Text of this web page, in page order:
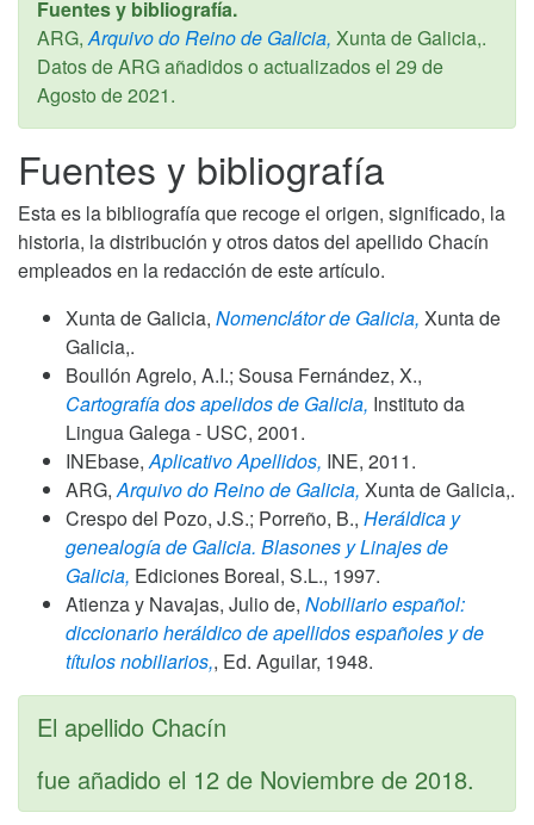
Fuentes y bibliografía.
ARG,Arquivo do Reino de Galicia, Xunta de Galicia,.
Datos de ARG añadidos o actualizados el 29 de
Agosto de 2021.
Fuentes y bibliografía
Esta es la bibliografía que recoge el origen, significado, la
historia, la distribución y otros datos del apellido Chacín
empleados en la redacción de este artículo.
Xunta de Galicia, Nomenclátor de Galicia, Xunta de
Galicia,.
Boullón Agrelo, A.I.; Sousa Fernández, X.,
Cartografía dos apelidos de Galicia, Instituto da
Lingua Galega - USC, 2001.
INEbase,Aplicativo Apellidos, INE, 2011.
ARG,Arquivo do Reino de Galicia, Xunta de Galicia,.
Crespo del Pozo, J.S.; Porreño, B., Heráldica y
genealogía de Galicia. Blasones y Linajes de
Galicia, Ediciones Boreal, S.L., 1997.
Atienza y Navajas, Julio de, Nobiliario español:
diccionario heráldico de apellidos españoles y de
títulos nobiliarios,, Ed. Aguilar, 1948.
El apellido Chacín
fue añadido el 12 de Noviembre de 2018.